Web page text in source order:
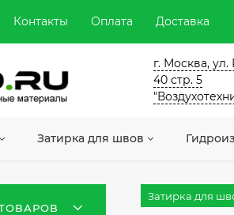
Контакты Оплата Доставка
г. Москва,
40 стр. 5
Затирка для швов
Затирка для